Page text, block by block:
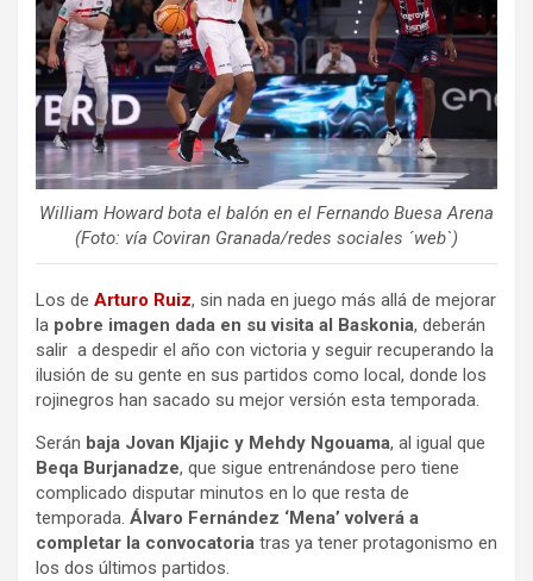
William Howard bota el balón en el Fernando Buesa Arena
(Foto: vía Coviran Granada/redes sociales ´web`)
Los de Arturo Ruiz, sin nada en juego más allá de mejorar
la pobre imagen dada en su visita al Baskonia, deberán
salir a despedir el año con victoria y seguir recuperando la
ilusión de su gente en sus partidos como local, donde los
rojinegros han sacado su mejor versión esta temporada.
Serán baja Jovan Kljajic y Mehdy Ngouama, al igual que
Beqa Burjanadze, que sigue entrenándose pero tiene
complicado disputar minutos en lo que resta de
temporada. Álvaro Fernández ‘Mena’ volverá a
completar la convocatoria tras ya tener protagonismo en
los dos últimos partidos.